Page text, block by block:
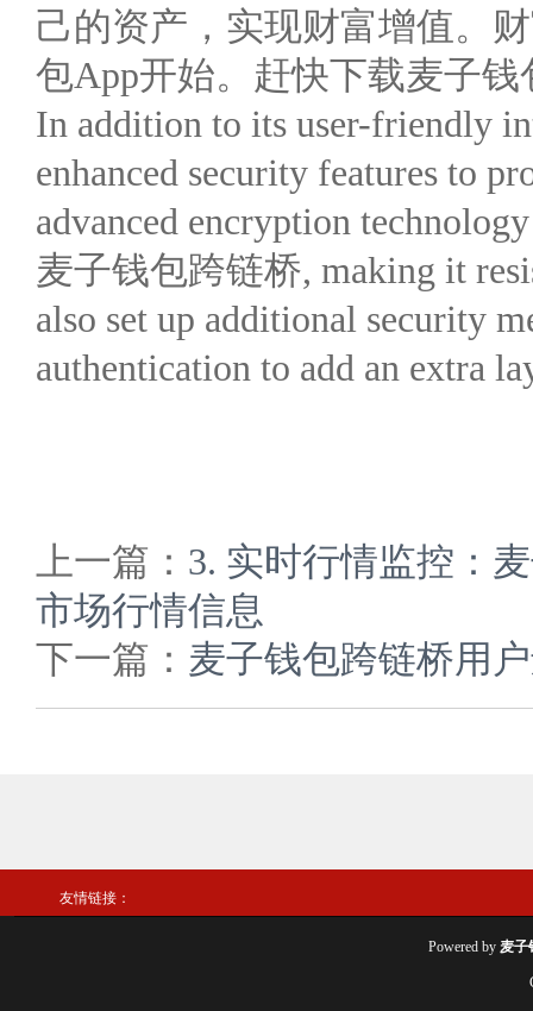
己的资产，实现财富增值。
包App开始。赶快下载麦子
In addition to its user-friendly
enhanced security features to
advanced encryption
麦子钱包跨链桥, making it
also set up additional security
authentication to add an extra
上一篇： 3. 实时行情监控：
市场行情信息
下一篇： 麦子钱包跨链桥用
友情链接：
Powered by 麦子